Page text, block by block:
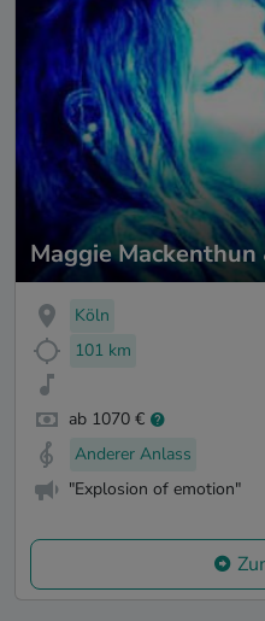
Maggie Mackenthun
Köln
101 km
ab 1070 €
Anderer Anlass
"Explosion of emotion"